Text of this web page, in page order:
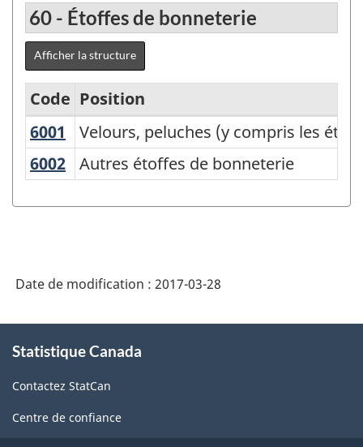
60 - Étoffes de bonneterie
Afficher la structure
Classification
type
-
Structure
de
la
Code Position
6001
Velours, peluches (y compris les
Velours, peluches (y compris les
6002 Autres étoffes de bonneterie
Autres étoffes de bonneterie
Date de modification : 2017-03-28
propos
ce
site
Statistique Canada
Contactez StatCan
Centre de confiance